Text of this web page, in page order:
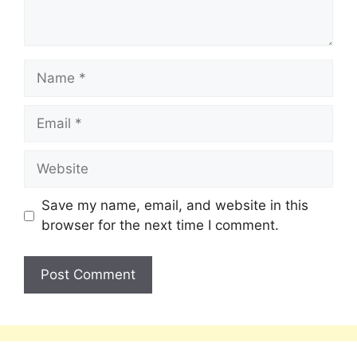
Save my name, email, and website in this
browser for the next time I comment.